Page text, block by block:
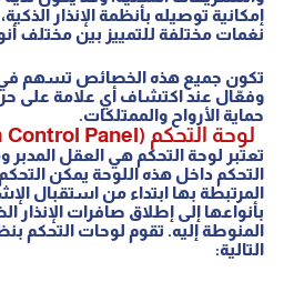
إمكانية توصيله بأنظمة الإنذار
نغمات مختلفة للتمييز بين مختلف
تكون جميع هذه الخصائص تسهم في
وفعّال عند اكتشاف أي علامة على
حماية الأرواح والممتلكات.
لوحة التحكم (FACP-Fire Alarm Control Panel)
تعتبر لوحة التحكم هي العقل
التحكم داخل هذه اللوحة يمكن
المرتبطة بها ابتداء من استقبال
بأنواعها إلى إطلاق صافرات الإنذار
المنوطة إليه. تقوم لوحات التحكم
التالية: